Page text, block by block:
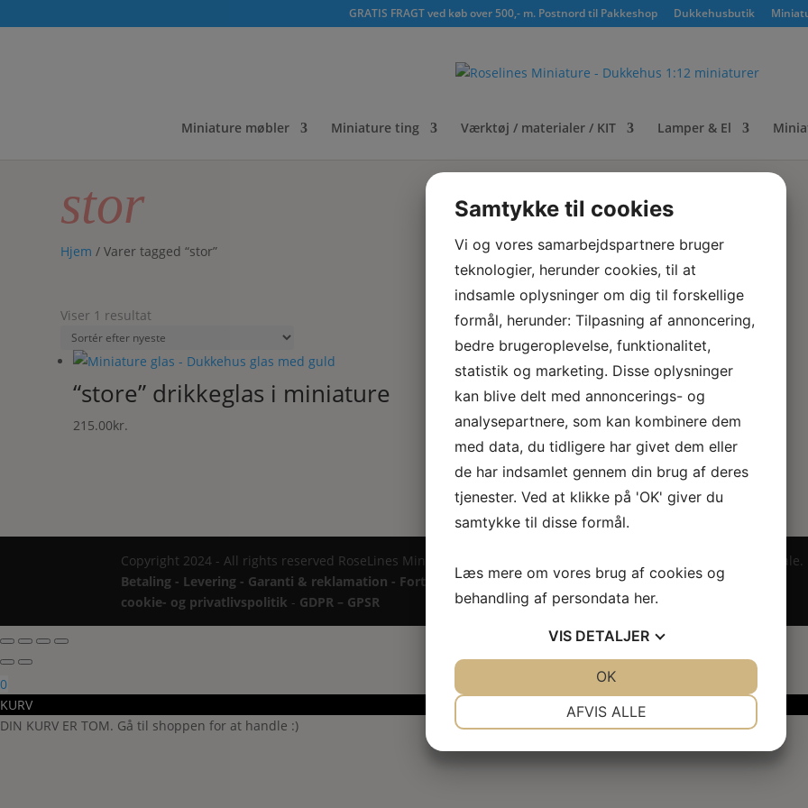
GRATIS FRAGT ved køb over 500,- m. Postnord til Pakkeshop Dukkehusbutik
Miniature møbler Miniature ting Værktøj / materialer / KIT Lamper & El
stor
Hjem / Varer tagged “stor”
Viser 1 resultat
“store” drikkeglas i miniature
215.00kr.
Copyright 2024 - All rights reserved RoseLines Miniature ® på design, brandnavn, logo, tekst og billedemateriale.
Betaling - Levering - Garanti & reklamation - Fortrydelsesret
cookie- og privatlivspolitik - GDPR – GPSR
0
KURV
DIN KURV ER TOM. Gå til shoppen for at handle :)
Samtykke til cookies
Vi og vores samarbejdspartnere bruger
teknologier, herunder cookies, til at
indsamle oplysninger om dig til forskellige
formål, herunder: Tilpasning af annoncering,
bedre brugeroplevelse, funktionalitet,
statistik og marketing. Disse oplysninger
kan blive delt med annoncerings- og
analysepartnere, som kan kombinere dem
med data, du tidligere har givet dem eller
de har indsamlet gennem din brug af deres
tjenester. Ved at klikke på 'OK' giver du
samtykke til disse formål.
Læs mere om vores brug af cookies og
behandling af persondata her.
VIS DETALJER
AFVIS ALLE
OK